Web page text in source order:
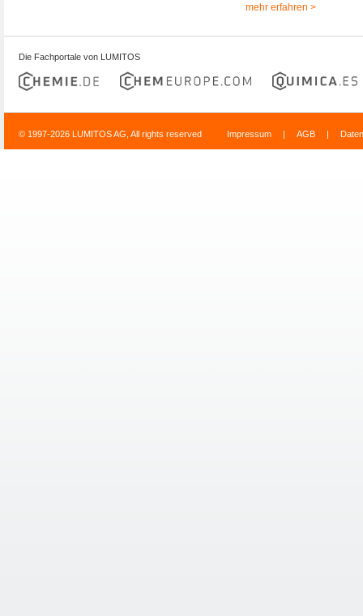
mehr erfahren >
Die Fachportale von LUMITOS
© 1997-2026 LUMITOS AG, All rights reserved Impressum | AGB |